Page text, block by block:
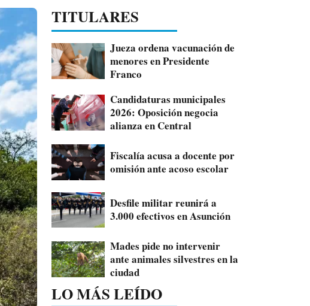
TITULARES
Jueza ordena vacunación de
menores en Presidente
Franco
Candidaturas municipales
2026: Oposición negocia
alianza en Central
Fiscalía acusa a docente por
omisión ante acoso escolar
Desfile militar reunirá a
3.000 efectivos en Asunción
Mades pide no intervenir
ante animales silvestres en la
ciudad
LO MÁS LEÍDO